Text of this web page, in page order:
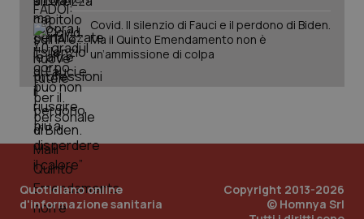
Covid. Il silenzio di Fauci e il perdono di Biden.
Ma il Quinto Emendamento non è
un’ammissione di colpa
Quotidiano online
d'informazione sanitaria
Copyright 2013-2026
© Homnya Srl
PHPSESSID
PHP.net
www.quotidianosanita.it